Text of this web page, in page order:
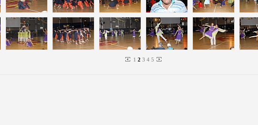
1 2 3 4 5